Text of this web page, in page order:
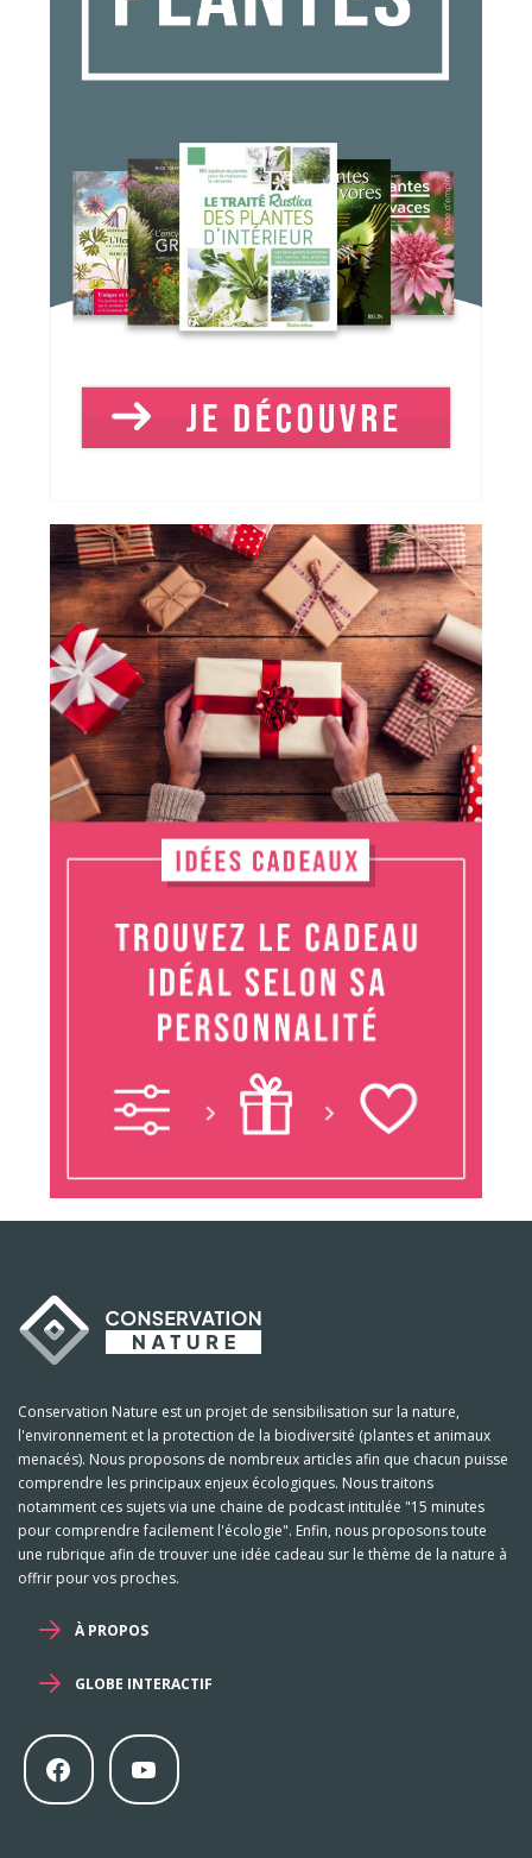
Conservation Nature est un projet de sensibilisation sur la nature,
l'environnement et la protection de la biodiversité (plantes et animaux
menacés). Nous proposons de nombreux articles afin que chacun puisse
comprendre les principaux enjeux écologiques. Nous traitons
notamment ces sujets via une chaine de podcast intitulée "15 minutes
pour comprendre facilement l'écologie". Enfin, nous proposons toute
une rubrique afin de trouver une idée cadeau sur le thème de la nature à
offrir pour vos proches.
À PROPOS
GLOBE INTERACTIF